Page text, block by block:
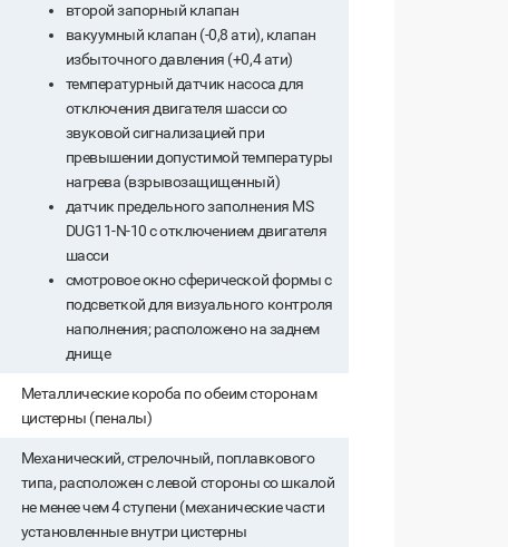
второй запорный клапан
вакуумный клапан (-0,8 ати), клапан
избыточного давления (+0,4 ати)
температурный датчик насоса для
отключения двигателя шасси со
звуковой сигнализацией при
превышении допустимой температуры
нагрева (взрывозащищенный)
датчик предельного заполнения MS
DUG11-N-10 с отключением двигателя
шасси
смотровое окно сферической формы с
подсветкой для визуального контроля
наполнения; расположено на заднем
днище
Металлические короба по обеим сторонам
цистерны (пеналы)
Механический, стрелочный, поплавкового
типа, расположен с левой стороны со шкалой
не менее чем 4 ступени (механические части
установленные внутри цистерны